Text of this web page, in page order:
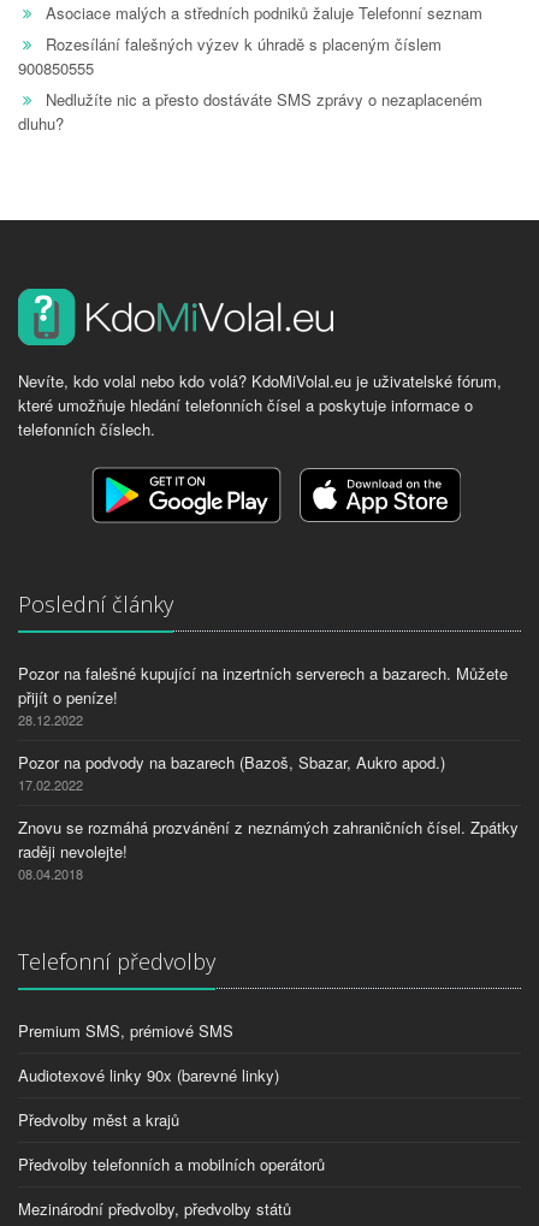
Asociace malých a středních podniků žaluje Telefonní seznam
Rozesílání falešných výzev k úhradě s placeným číslem
900850555
Nedlužíte nic a přesto dostáváte SMS zprávy o nezaplaceném
dluhu?
Nevíte, kdo volal nebo kdo volá? KdoMiVolal.eu je uživatelské fórum,
které umožňuje hledání telefonních čísel a poskytuje informace o
telefonních číslech.
Poslední články
Pozor na falešné kupující na inzertních serverech a bazarech. Můžete
přijít o peníze!
28.12.2022
Pozor na podvody na bazarech (Bazoš, Sbazar, Aukro apod.)
17.02.2022
Znovu se rozmáhá prozvánění z neznámých zahraničních čísel. Zpátky
raději nevolejte!
08.04.2018
Telefonní předvolby
Premium SMS, prémiové SMS
Audiotexové linky 90x (barevné linky)
Předvolby měst a krajů
Předvolby telefonních a mobilních operátorů
Mezinárodní předvolby, předvolby států